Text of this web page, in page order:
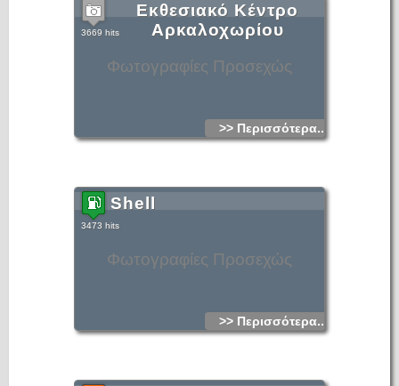
Φωτογραφίες Προσεχώς
Εκθεσιακό Κέντρο
Αρκαλοχωρίου
3669 hits
>> Περισσότερα...
Φωτογραφίες Προσεχώς
Shell
3473 hits
>> Περισσότερα...